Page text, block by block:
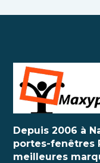
Depuis 2006 à
portes-fenêtres
meilleures